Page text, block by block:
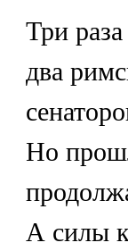
Три
два
Но
А силы